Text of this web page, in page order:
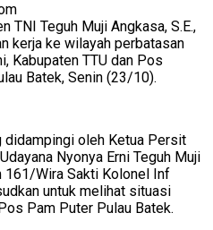
TNI Teguh Muji Angkasa, S.E.,
kerja ke wilayah perbatasan
Kabupaten TTU dan Pos
Batek, Senin (23/10).
didampingi oleh Ketua Persit
Nyonya Erni Teguh Muji
161/Wira Sakti Kolonel Inf
untuk melihat situasi
Pam Puter Pulau Batek.